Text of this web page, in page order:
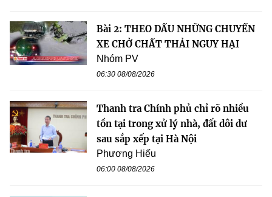
Bài 2: THEO DẤU NHỮNG CHUYẾN
XE CHỞ CHẤT THẢI NGUY HẠI
Nhóm PV
06:30 08/08/2026
Thanh tra Chính phủ chỉ rõ nhiều
tồn tại trong xử lý nhà, đất dôi dư
sau sắp xếp tại Hà Nội
Phương Hiếu
06:00 08/08/2026